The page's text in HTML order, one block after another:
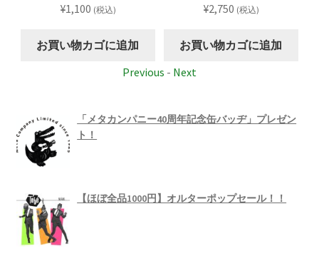
¥1,100 (税込)
お買い物カゴに追加
¥2,750 (税込)
お買い物カゴに追加
Previous - Next
「メタカンパニー40周年記念缶バッヂ」プレゼン
ト！
【ほぼ全品1000円】オルターポップセール！！